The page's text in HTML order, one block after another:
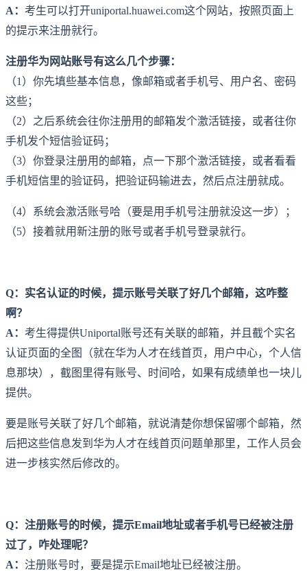
A： 考生可以打开uniportal.huawei.com这个网站，按照页面上
的提示来注册就行。
注册华为网站账号有这么几个步骤：
（1）你先填些基本信息，像邮箱或者手机号、用户名、密码
这些；
（2）之后系统会往你注册用的邮箱发个激活链接，或者往你
手机发个短信验证码；
（3）你登录注册用的邮箱，点一下那个激活链接，或者看看
手机短信里的验证码，把验证码输进去，然后点注册就成。
（4）系统会激活账号哈（要是用手机号注册就没这一步）；
（5）接着就用新注册的账号或者手机号登录就行。
Q：实名认证的时候，提示账号关联了好几个邮箱，这咋整
啊？
A： 考生得提供Uniportal账号还有关联的邮箱，并且截个实名
认证页面的全图（就在华为人才在线首页，用户中心，个人信
息那块），截图里得有账号、时间哈，如果有成绩单也一块儿
提供。
要是账号关联了好几个邮箱，就说清楚你想保留哪个邮箱，然
后把这些信息发到华为人才在线首页问题单那里，工作人员会
进一步核实然后修改的。
Q：注册账号的时候，提示Email地址或者手机号已经被注册
过了，咋处理呢？
A： 注册账号时，要是提示Email地址已经被注册。